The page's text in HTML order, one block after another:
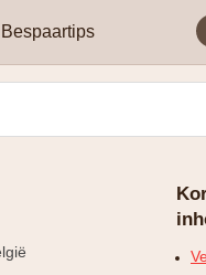
WONDR
FAQ –
Bespaartips